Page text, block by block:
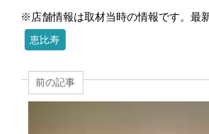
※店舗情報は取材当時の情報です。最
恵比寿
前の記事